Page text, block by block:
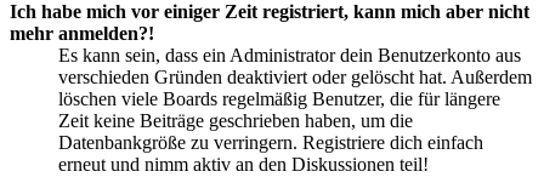
Ich habe mich vor einiger Zeit registriert, kann mich aber nicht
mehr anmelden?!
Es kann sein, dass ein Administrator dein Benutzerkonto aus
verschieden Gründen deaktiviert oder gelöscht hat. Außerdem
löschen viele Boards regelmäßig Benutzer, die für längere
Zeit keine Beiträge geschrieben haben, um die
Datenbankgröße zu verringern. Registriere dich einfach
erneut und nimm aktiv an den Diskussionen teil!